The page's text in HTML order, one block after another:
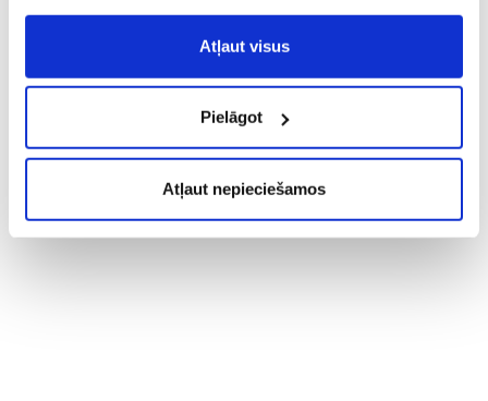
noteikumiem(saīsināti - VVLN).
Atļaut visus
Pielāgot
Atļaut nepieciešamos